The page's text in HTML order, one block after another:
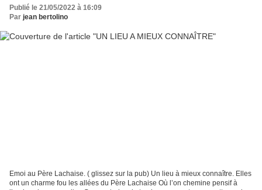
Publié le 21/05/2022 à 16:09
Par jean bertolino
Emoi au Père Lachaise. ( glissez sur la pub) Un lieu à mieux connaître. Elles
ont un charme fou les allées du Père Lachaise Où l’on chemine pensif à